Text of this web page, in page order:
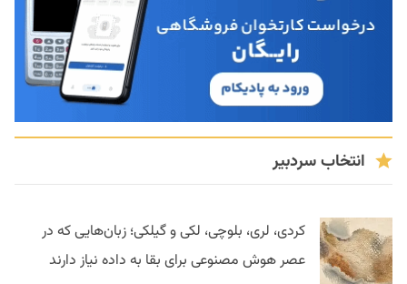
انتخاب سردبیر
کردی، لری، بلوچی، لکی و گیلکی؛ زبان‌هایی که در
عصر هوش مصنوعی برای بقا به داده نیاز دارند